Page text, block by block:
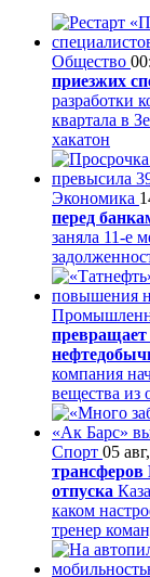
Общество
приезжих
разработки
квартала в
хакатон
Экономика
перед
заняла 11-е
компания
вещества из
Спорт 05
отпуска
каком
тренер